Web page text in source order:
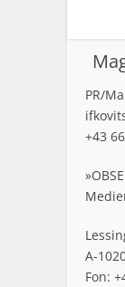
PR/
+43
A-
Fon: